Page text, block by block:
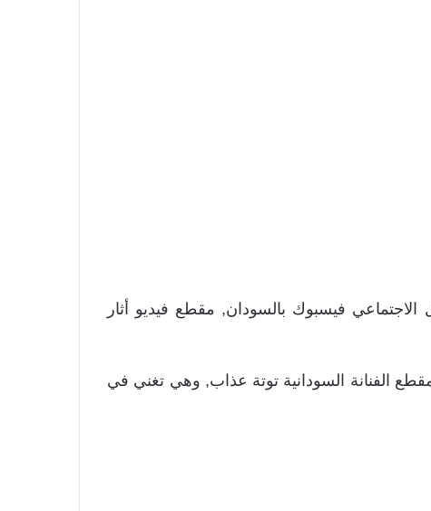
فيسبوك بالسودان, مقطع فيديو أثار
الفنانة السودانية توتة عذاب, وهي تغني في